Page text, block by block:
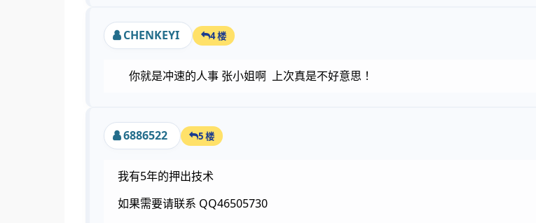
CHENKEYI 4 楼
你就是冲速的人事 张小姐啊 上次真是不好意思 ！
6886522 5 楼
我有5年的押出技术
如果需要请联系 QQ46505730